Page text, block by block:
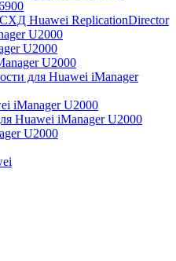
Huawei ReplicationDirector
U2000
U2000
U2000
для Huawei iManager
iManager U2000
Huawei iManager U2000
U2000